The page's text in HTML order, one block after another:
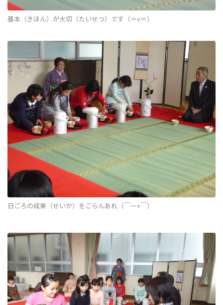
基本（きほん）が大切（たいせつ）です（＝v＝）
日ごろの成果（せいか）をごらんあれ（￣ー+￣）